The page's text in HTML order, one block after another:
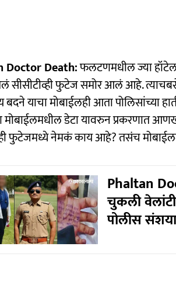
Doctor Death:फलटणमधील ज्या
सीसीटीव्ही फुटेज समोर आलं आहे.
याचा मोबाईलही आता पोलिसांच्या
मोबाईलमधील डेटा यावरुन प्रकरणात
फुटेजमध्ये नेमकं काय आहे? तसंच
Phaltan
चुकली
पोलीस